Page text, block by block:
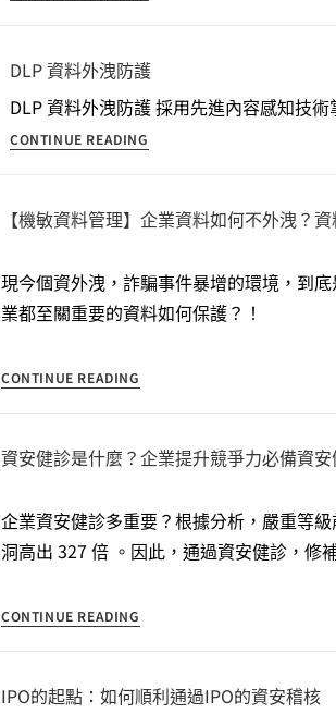
DLP 資料外洩防護
DLP 資料外洩防護 採用先進內容感知技
CONTINUE READING
【機敏資料管理】企業資料如何不外洩？
現今個資外洩，詐騙事件暴增的環境，到
業都至關重要的資料如何保護？！
CONTINUE READING
資安健診是什麼？企業提升競爭力必備資安
企業資安健診多重要？根據分析，嚴重等
洞高出 327 倍​ 。因此，通過資安健診，修
CONTINUE READING
IPO的起點：如何順利通過IPO的資安稽核